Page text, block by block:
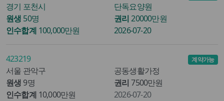
경기 포천시
단독요양원
원생 50명 권리 20000만원
인수합계 100,000만원 2026-07-20
423219
서울 관악구
공동생활가정
원생 9명 권리 7500만원
인수합계 10,000만원
계약가능
2026-07-20